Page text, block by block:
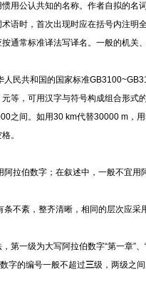
用公认共知的名称。作者自拟的
语时，首次出现时应在括号内注
通常标准译法写译名。一般的机
民共和国的国家标准
等，可用汉字与符号构成组合形
之间。如用30 km代替30000 m，
。
拉伯数字；在叙述中，一般不宜用
不紊，整齐清晰，相同的层次应
一级为大写阿拉伯数字“第一章”、
字的编号一般不超过三级，两级之